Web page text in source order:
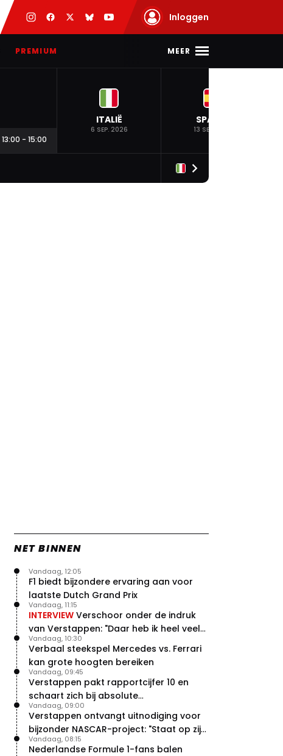
Inloggen
PREMIUM MEER
13:00 - 15:00
ITALIË
6 SEP. 2026
SPANJE
13 SEP. 2026
NET BINNEN
F1 biedt bijzondere ervaring aan voor
laatste Dutch Grand Prix
Vandaag, 12:05
INTERVIEW Verschoor onder de indruk
van Verstappen: "Daar heb ik heel veel
respect voor"
Vandaag, 11:15
Verbaal steekspel Mercedes vs. Ferrari
kan grote hoogten bereiken
Vandaag, 10:30
Verstappen pakt rapportcijfer 10 en
schaart zich bij absolute
buitencategorie
Vandaag, 09:45
Verstappen ontvangt uitnodiging voor
bijzonder NASCAR-project: "Staat op zijn
radar"
Vandaag, 09:00
Nederlandse Formule 1-fans balen
Vandaag, 08:15